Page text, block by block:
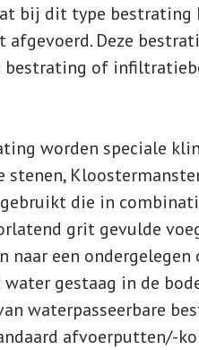
bij dit type bestrating
afgevoerd. Deze
bestrating of
worden speciale
stenen,
die in
grit gevulde
naar een ondergelegen
gestaag in de
waterpasseerbare
afvoerputten/-